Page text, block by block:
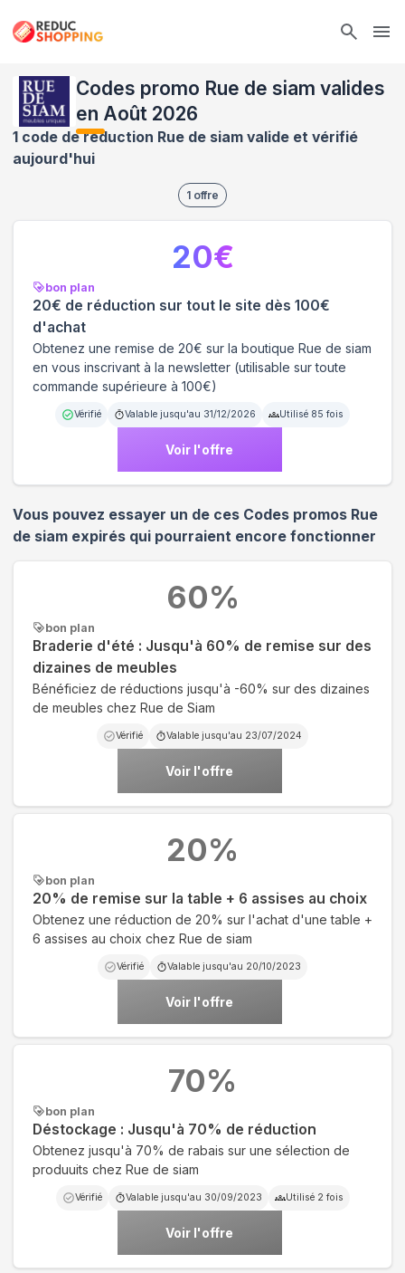
Codes promo Rue de siam valides
en Août 2026
1 code de réduction Rue de siam valide et vérifié
aujourd'hui
1 offre
bon plan
20€ de réduction sur tout le site dès 100€
d'achat
Obtenez une remise de 20€ sur la boutique Rue de siam
en vous inscrivant à la newsletter (utilisable sur toute
commande supérieure à 100€)
Vérifié Valable jusqu'au 31/12/2026 Utilisé 85 fois
Voir l'offre
20€
Vous pouvez essayer un de ces Codes promos Rue
de siam expirés qui pourraient encore fonctionner
bon plan
Braderie d'été : Jusqu'à 60% de remise sur des
dizaines de meubles
Bénéficiez de réductions jusqu'à -60% sur des dizaines
de meubles chez Rue de Siam
Vérifié Valable jusqu'au 23/07/2024
Voir l'offre
60%
bon plan
20% de remise sur la table + 6 assises au choix
Obtenez une réduction de 20% sur l'achat d'une table +
6 assises au choix chez Rue de siam
Vérifié Valable jusqu'au 20/10/2023
Voir l'offre
20%
bon plan
Déstockage : Jusqu'à 70% de réduction
Obtenez jusqu'à 70% de rabais sur une sélection de
produuits chez Rue de siam
Vérifié Valable jusqu'au 30/09/2023 Utilisé 2 fois
Voir l'offre
70%